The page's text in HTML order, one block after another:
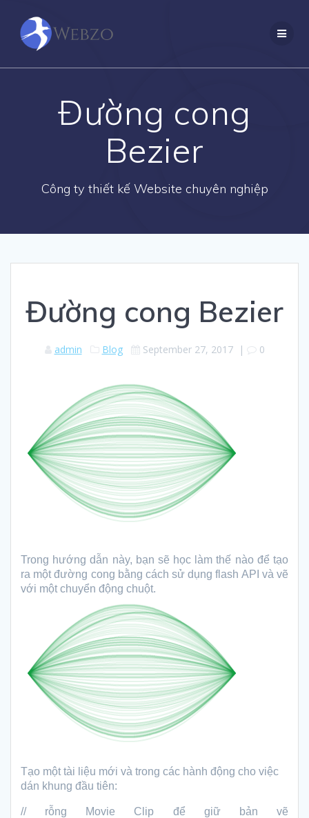
Đường cong
Bezier
Công ty thiết kế Website chuyên nghiệp
Đường cong Bezier
admin Blog September 27, 2017| 0
Trong hướng dẫn này, bạn sẽ học làm thế nào để tạo
ra một đường cong bằng cách sử dụng flash API và vẽ
với một chuyển động chuột.
Tạo một tài liệu mới và trong các hành động cho việc
dán khung đầu tiên:
// rỗng Movie Clip để giữ bản vẽ